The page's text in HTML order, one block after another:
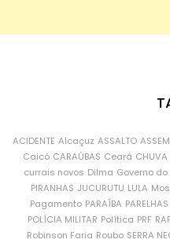
ACIDENTE Alcaçuz ASSALTO
Caicó CARAÚBAS Ceará CHUVA
currais novos Dilma Governo do
PIRANHAS JUCURUTU LULA
Pagamento PARAÍBA PARELHAS
POLÍCIA MILITAR Política PRF
Robinson Faria Roubo SERRA